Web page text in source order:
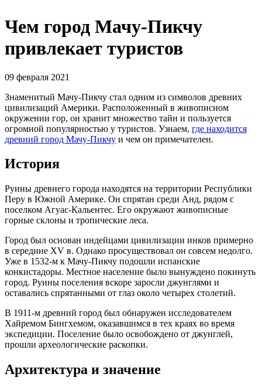
Чем город Мачу-Пикчу
привлекает туристов
09 февраля 2021
Знаменитый Мачу-Пикчу стал одним из символов древних
цивилизаций Америки. Расположенный в живописном
окружении гор, он хранит множество тайн и пользуется
огромной популярностью у туристов. Узнаем, где находится
древний город Мачу-Пикчу и чем он примечателен.
История
Руины древнего города находятся на территории Республики
Перу в Южной Америке. Он спрятан среди Анд, рядом с
поселком Агуас-Кальентес. Его окружают живописные
горные склоны и тропические леса.
Город был основан индейцами цивилизации инков примерно
в середине XV в. Однако просуществовал он совсем недолго.
Уже в 1532-м к Мачу-Пикчу подошли испанские
конкистадоры. Местное население было вынуждено покинуть
город. Руины поселения вскоре заросли джунглями и
оставались спрятанными от глаз около четырех столетий.
В 1911-м древний город был обнаружен исследователем
Хайремом Бингхемом, оказавшимся в тех краях во время
экспедиции. Поселение было освобождено от джунглей,
прошли археологические раскопки.
Архитектура и значение